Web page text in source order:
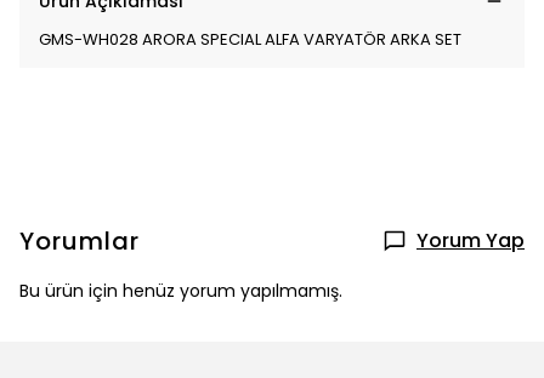
GMS-WH028 ARORA SPECIAL ALFA VARYATÖR ARKA SET
Yorumlar Yorum Yap
Bu ürün için henüz yorum yapılmamış.